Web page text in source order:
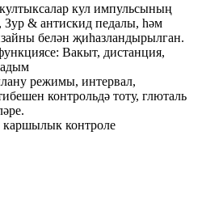
кул импульсының
& антискид педалы, һәм
белән җиһазландырылган.
Вакыт, дистанция,
режимы, интервал,
контрольдә тоту, глюталь
каршылык контроле